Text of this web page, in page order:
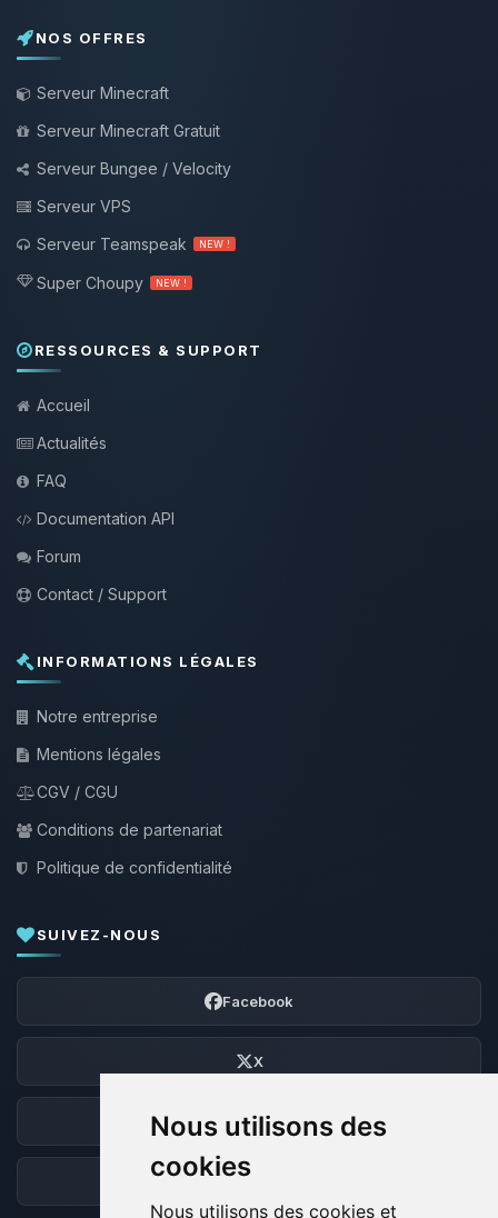
Nous utilisons des
cookies
Nous utilisons des cookies et
NOS OFFRES
Serveur Minecraft
Serveur Minecraft Gratuit
Serveur Bungee / Velocity
Serveur VPS
Serveur Teamspeak
NEW !
Super Choupy NEW !
RESSOURCES & SUPPORT
Accueil
Actualités
FAQ
Documentation API
Forum
Contact / Support
INFORMATIONS LÉGALES
Notre entreprise
Mentions légales
CGV / CGU
Conditions de partenariat
Politique de confidentialité
SUIVEZ-NOUS
Facebook
X
Discord
Forum